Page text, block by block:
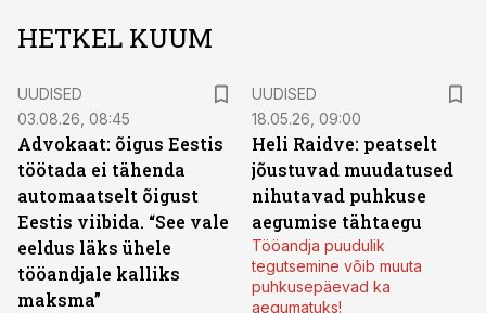
HETKEL KUUM
UUDISED
03.08.26, 08:45
Advokaat: õigus Eestis
töötada ei tähenda
automaatselt õigust
Eestis viibida. “See vale
eeldus läks ühele
tööandjale kalliks
maksma”
UUDISED
18.05.26, 09:00
Heli Raidve: peatselt
jõustuvad muudatused
nihutavad puhkuse
aegumise tähtaegu
Tööandja puudulik
tegutsemine võib muuta
puhkusepäevad ka
aegumatuks!